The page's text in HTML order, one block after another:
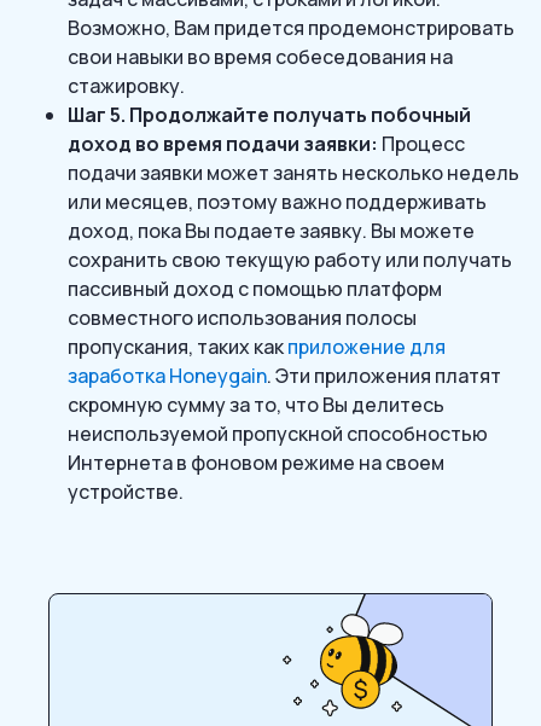
Возможно, Вам придется продемонстрировать
свои навыки во время собеседования на
стажировку.
Шаг 5. Продолжайте получать побочный
доход во время подачи заявки: Процесс
подачи заявки может занять несколько недель
или месяцев, поэтому важно поддерживать
доход, пока Вы подаете заявку. Вы можете
сохранить свою текущую работу или получать
пассивный доход с помощью платформ
совместного использования полосы
пропускания, таких какприложение для
заработка Honeygain. Эти приложения платят
скромную сумму за то, что Вы делитесь
неиспользуемой пропускной способностью
Интернета в фоновом режиме на своем
устройстве.